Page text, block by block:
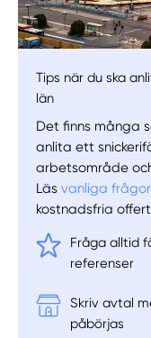
Välj
Tips när du ska
län
Det finns många
anlita ett
arbetsområde
Läsvanliga
kostnadsfria
Fråga alltid
referenser
Skriv avtal
påbörjas